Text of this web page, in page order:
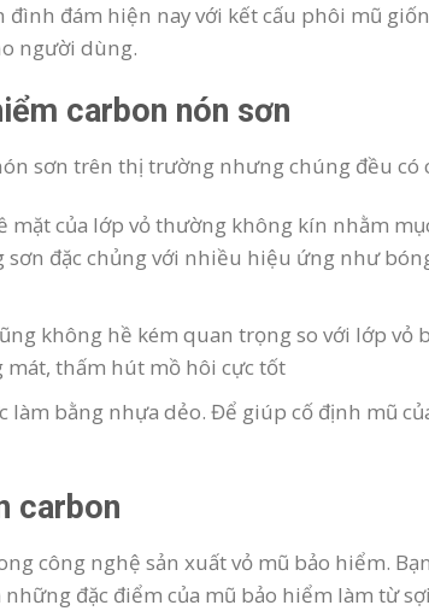
đám hiện nay với kết cấu phôi mũ
người dùng.
carbon nón sơn
sơn trên thị trường nhưng chúng đều có
mặt của lớp vỏ thường không kín nhằm
đặc chủng với nhiều hiệu ứng như
không hề kém quan trọng so với lớp vỏ
thấm hút mồ hôi cực tốt
làm bằng nhựa dẻo. Để giúp cố định mũ
carbon
công nghệ sản xuất vỏ mũ bảo hiểm.
đặc điểm của mũ bảo hiểm làm từ